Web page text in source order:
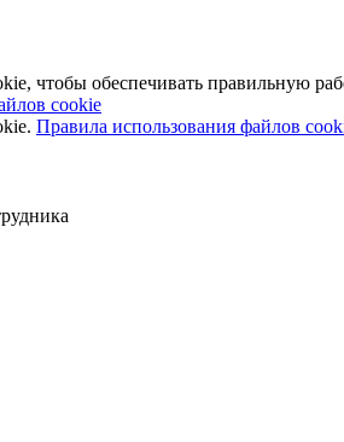
чтобы обеспечивать правильную
cookie
Правила использования файлов